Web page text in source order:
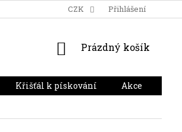
HODNOCENÍ OBCHODU
CZK Přihlášení
NÁKUPNÍ
Prázdný košík
Křišťál k pískování Akce